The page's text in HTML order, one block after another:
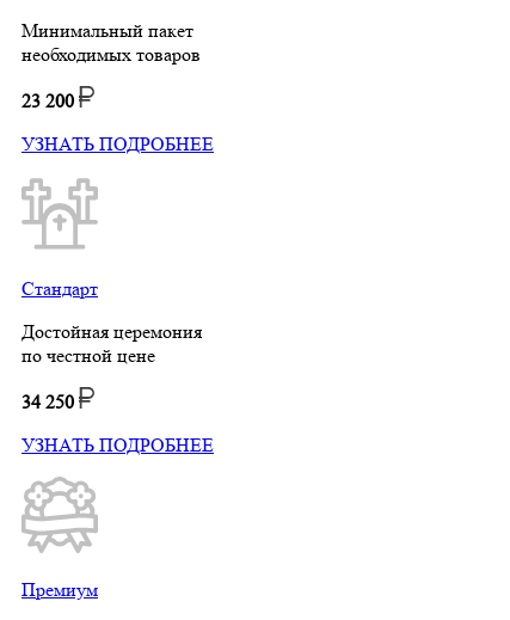
Минимальный пакет
необходимых товаров
23 200
УЗНАТЬ ПОДРОБНЕЕ
Стандарт
Достойная церемония
по честной цене
34 250
УЗНАТЬ ПОДРОБНЕЕ
Премиум